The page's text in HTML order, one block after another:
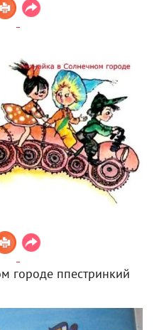
городе ппестринкий